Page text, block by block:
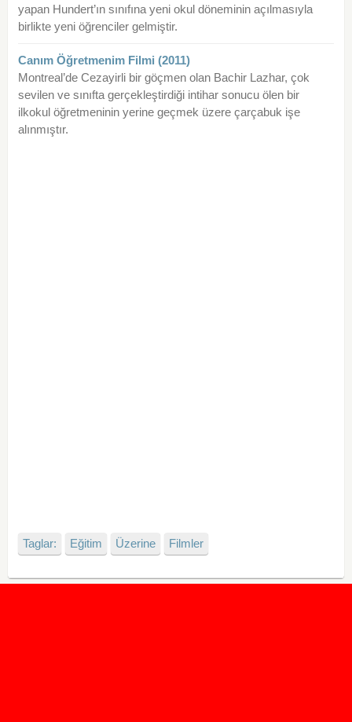
yapan Hundert’ın sınıfına yeni okul döneminin açılmasıyla
birlikte yeni öğrenciler gelmiştir.
Canım Öğretmenim Filmi (2011)
Montreal’de Cezayirli bir göçmen olan Bachir Lazhar, çok
sevilen ve sınıfta gerçekleştirdiği intihar sonucu ölen bir
ilkokul öğretmeninin yerine geçmek üzere çarçabuk işe
alınmıştır.
Taglar: Eğitim Üzerine Filmler